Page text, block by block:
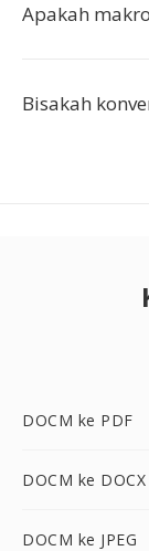
Apakah
Bisakah
DOCM ke PDF
DOCM ke DOCX
DOCM ke JPEG